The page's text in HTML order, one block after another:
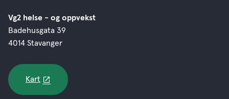
Vg2 helse - og oppvekst
Badehusgata 39
4014 Stavanger
Kart